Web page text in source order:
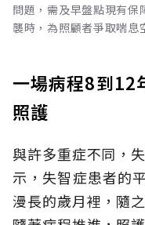
問題，需及早盤點現有保
襲時，為照顧者爭取喘息
一場病程8到12
照護
與許多重症不同，
示，失智症患者的
漫長的歲月裡，隨